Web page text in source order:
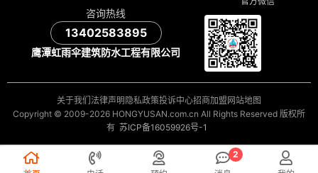
咨询热线
13402583895
鹰潭虹雨伞建筑防水工程有限公司
关于我们 法律声明隐私政策投诉中心招商加盟 网站地图
Copyright © 2009-2026 HONGYUSAN.com.cn All Rights Reserved 版权所
有 苏ICP备16059926号-1